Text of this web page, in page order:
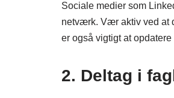
Sociale medier som
netværk. Vær aktiv ved at
er også vigtigt at
2. Deltag i